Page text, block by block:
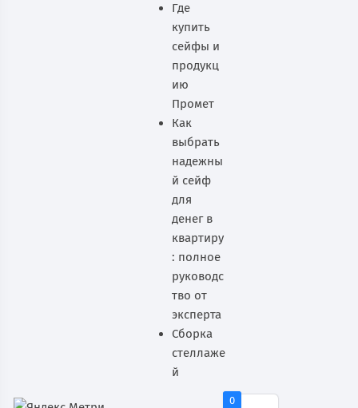
Где
купить
сейфы и
продукц
ию
Промет
Как
выбрать
надежны
й сейф
для
денег в
квартиру
: полное
руководс
тво от
эксперта
Сборка
стеллаже
й
0